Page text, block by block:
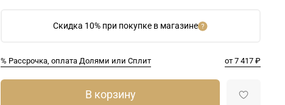
Скидка 10% при покупке в магазине
% Рассрочка, оплата Долями или Сплит от 7 417 ₽
В корзину